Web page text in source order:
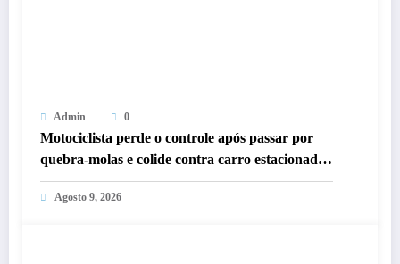
Admin 0
Motociclista perde o controle após passar por
quebra-molas e colide contra carro estacionado
em Alta Floresta
Agosto 9, 2026